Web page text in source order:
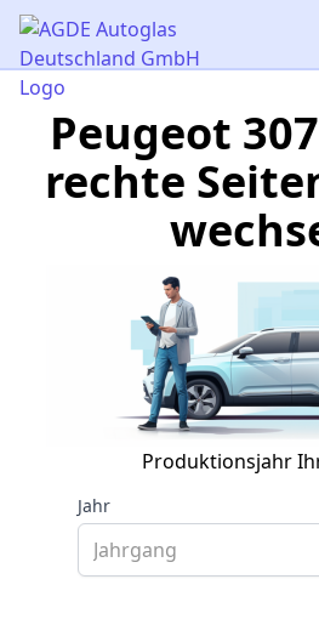
AGDE Autoglas Deutschland
Peugeot
rechte
Produktionsjahr
Jahr